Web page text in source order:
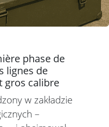
phase de
lignes de
gros calibre
w zakładzie
–